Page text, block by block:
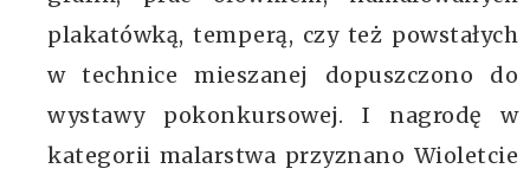
plakatówką, temperą, czy też powstałych
w technice mieszanej dopuszczono do
wystawy pokonkursowej. I nagrodę w
kategorii malarstwa przyznano Wioletcie